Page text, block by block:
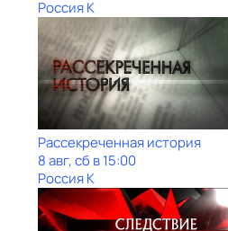
Россия К
Рассекреченная история
8 авг, сб в 15:00
Россия К